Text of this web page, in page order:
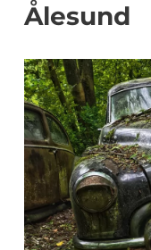
Ålesund